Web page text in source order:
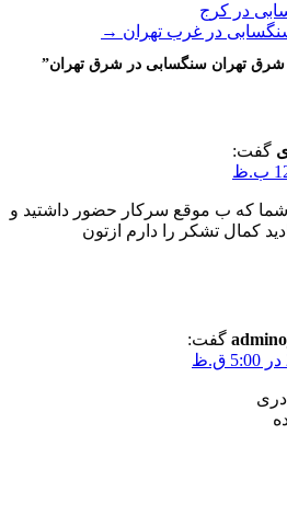
در کرج
در غرب تهران →
تهران سنگسابی در شرق تهران”
گفت:
که ب موقع سرکار حضور داشتید و
کمال تشکر را دارم ازتون
گفت: